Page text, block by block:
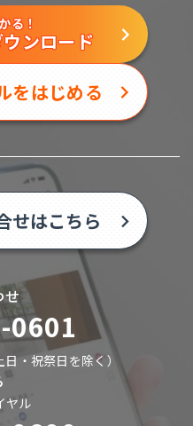
る！
ンロード
をはじめる
せはこちら
せ
0601
・祝祭日を除く）
ヤル